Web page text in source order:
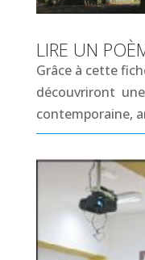
LIRE UN
Grâce à cette
découvriront
contemporaine,